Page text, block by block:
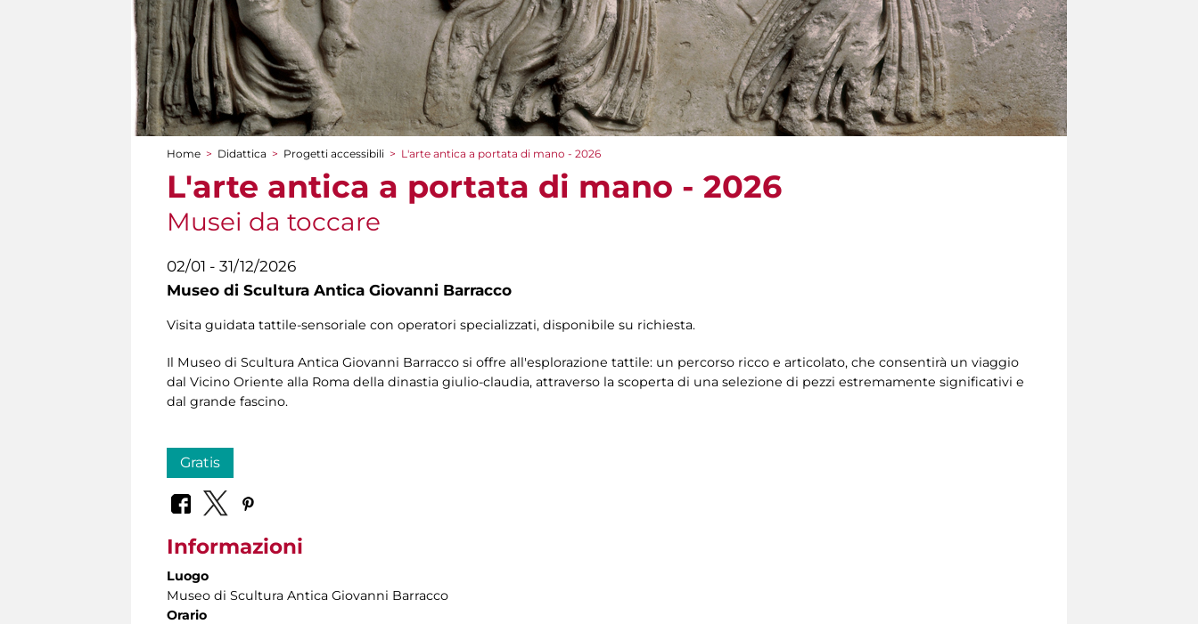
Tu sei qui
Home > Didattica > Progetti accessibili > L'arte antica a portata di mano - 2026
L'arte antica a portata di mano - 2026
Musei da toccare
02/01 - 31/12/2026
Museo di Scultura Antica Giovanni Barracco
Visita guidata tattile-sensoriale con operatori specializzati, disponibile su richiesta.
Il Museo di Scultura Antica Giovanni Barracco si offre all'esplorazione tattile: un percorso ricco e articolato, che consentirà un viaggio
dal Vicino Oriente alla Roma della dinastia giulio-claudia, attraverso la scoperta di una selezione di pezzi estremamente significativi e
dal grande fascino.
Gratis
Informazioni
Luogo
Museo di Scultura Antica Giovanni Barracco
Orario